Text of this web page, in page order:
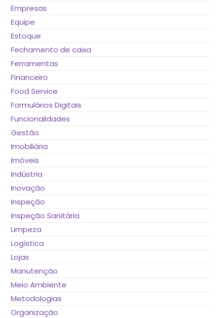
Empresas
Equipe
Estoque
Fechamento de caixa
Ferramentas
Financeiro
Food Service
Formulários Digitais
Funcionalidades
Gestão
Imobiliária
Imóveis
Indústria
Inovação
Inspeção
Inspeção Sanitária
Limpeza
Logística
Lojas
Manutenção
Meio Ambiente
Metodologias
Organização